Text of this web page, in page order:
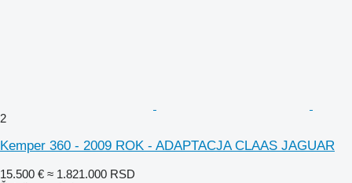
2
Kemper 360 - 2009 ROK - ADAPTACJA CLAAS JAGUAR
15.500 € ≈ 1.821.000 RSD